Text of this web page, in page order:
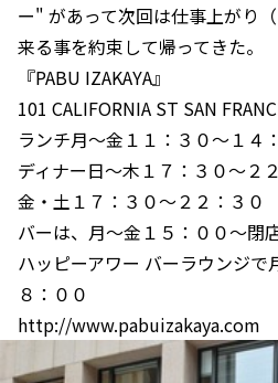
ー" があって次回は仕事上がり
来る事を約束して帰ってきた。
『PABU IZAKAYA』
101 CALIFORNIA ST SAN
ランチ月〜金１１：３０〜１４
ディナー日〜木１７：３０〜２
金・土１７：３０〜２２：３０
バーは、月〜金１５：００〜閉
ハッピーアワー バーラウンジで
８：００
http://www.pabuizakaya.com